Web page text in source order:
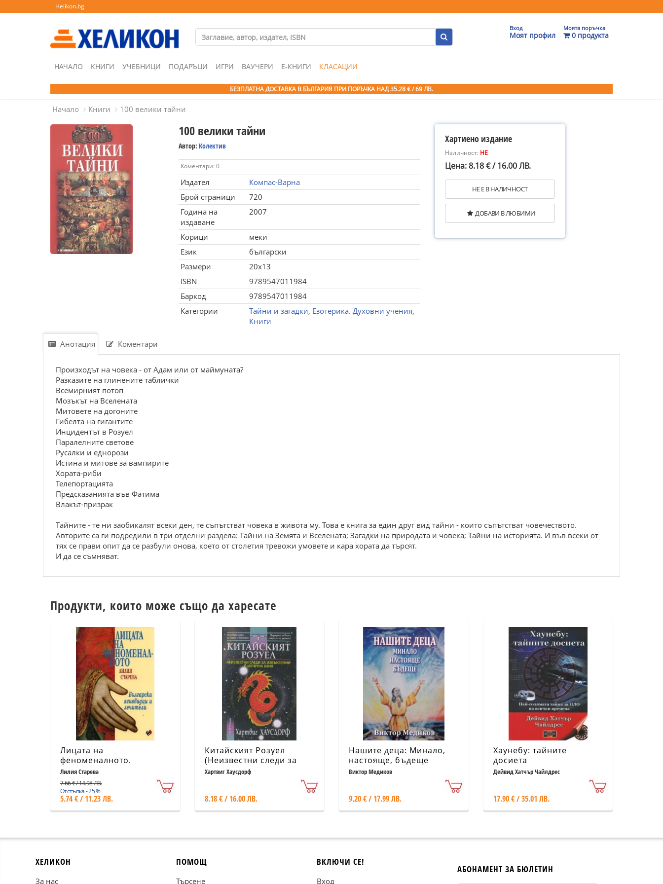
Helikon.bg
Вход
Моят профил
Моята поръчка
0 продукта
НАЧАЛО КНИГИ УЧЕБНИЦИ ПОДАРЪЦИ ИГРИ ВАУЧЕРИ Е-КНИГИ КЛАСАЦИИ
БЕЗПЛАТНА ДОСТАВКА В БЪЛГАРИЯ ПРИ ПОРЪЧКА НАД 35.28 € / 69 ЛВ.
Начало Книги 100 велики тайни
100 велики тайни
Автор: Колектив
Коментари: 0
Издател
Компас-Варна
Брой страници
720
Година на
издаване
2007
Корици
меки
Език
български
Размери
20x13
ISBN
9789547011984
Баркод
9789547011984
Категории
Тайни и загадки, Езотерика. Духовни учения,
Книги
Хартиено издание
Наличност: НЕ
Цена: 8.18 € / 16.00 ЛВ.
НЕ Е В НАЛИЧНОСТ
ДОБАВИ В ЛЮБИМИ
Анотация Коментари
Произходът на човека - от Адам или от маймуната?
Разказите на глинените таблички
Всемирният потоп
Мозъкът на Вселената
Митовете на догоните
Гибелта на гигантите
Инцидентът в Розуел
Паралелните светове
Русалки и еднорози
Истина и митове за вампирите
Хората-риби
Телепортацията
Предсказанията във Фатима
Влакът-призрак
Тайните - те ни заобикалят всеки ден, те съпътстват човека в живота му. Това е книга за един друг вид тайни - които съпътстват човечеството.
Авторите са ги подредили в три отделни раздела: Тайни на Земята и Вселената; Загадки на природата и човека; Тайни на историята. И във всеки от
тях се прави опит да се разбули онова, което от столетия тревожи умовете и кара хората да търсят.
И да се съмняват.
Продукти, които може също да харесате
Лицата на
феноменалното.
Български ясновидци и
лечители
Лилия Старева
7.66 € / 14.98 ЛВ.
Отстъпка - 25 %
5.74 € / 11.23 ЛВ.
Китайският Розуел
(Неизвестни следи за
извънземни в Източна
Хартвиг Хаусдорф
8.18 € / 16.00 ЛВ.
Нашите деца: Минало,
настояще, бъдеще
Виктор Медиков
9.20 € / 17.99 ЛВ.
Хаунебу: тайните
досиета
Дейвид Хатчър Чайлдрес
17.90 € / 35.01 ЛВ.
ХЕЛИКОН
За нас
ПОМОЩ
Търсене
ВКЛЮЧИ СЕ!
Вход
АБОНАМЕНТ ЗА БЮЛЕТИН